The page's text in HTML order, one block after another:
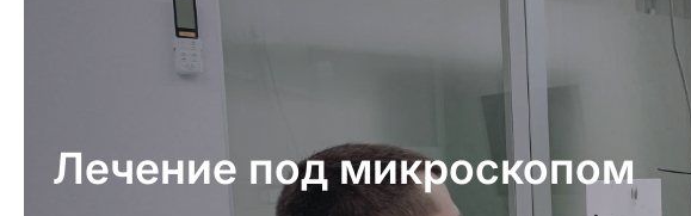
Лечение под микроскопом